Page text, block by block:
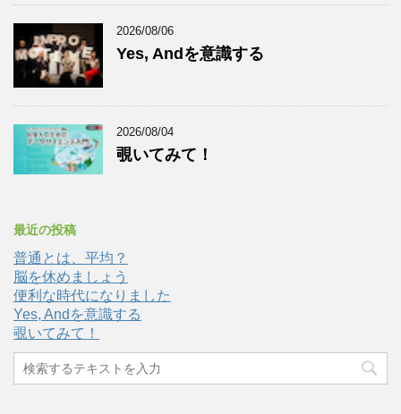
2026/08/06
Yes, Andを意識する
2026/08/04
覗いてみて！
最近の投稿
普通とは、平均？
脳を休めましょう
便利な時代になりました
Yes, Andを意識する
覗いてみて！